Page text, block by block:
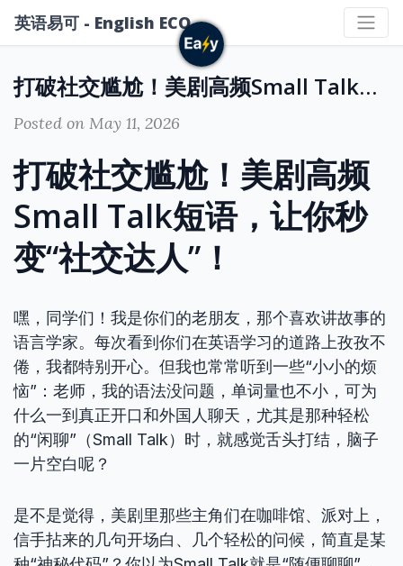
英语易可 - English ECO
打破社交尴尬！美剧高频Small Talk短语，让你秒变“社交达人”！
Posted on May 11, 2026
打破社交尴尬！美剧高频
Small Talk短语，让你秒
变“社交达人”！
嘿，同学们！我是你们的老朋友，那个喜欢讲故事的
语言学家。每次看到你们在英语学习的道路上孜孜不
倦，我都特别开心。但我也常常听到一些“小小的烦
恼”：老师，我的语法没问题，单词量也不小，可为
什么一到真正开口和外国人聊天，尤其是那种轻松
的“闲聊”（Small Talk）时，就感觉舌头打结，脑子
一片空白呢？
是不是觉得，美剧里那些主角们在咖啡馆、派对上，
信手拈来的几句开场白、几个轻松的问候，简直是某